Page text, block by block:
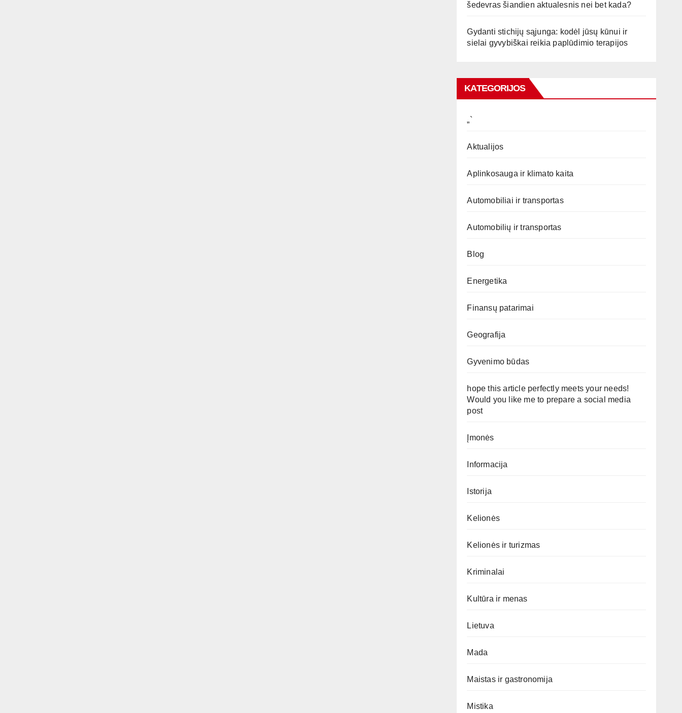
šedevras šiandien aktualesnis nei bet kada?
Gydanti stichijų sąjunga: kodėl jūsų kūnui ir
sielai gyvybiškai reikia paplūdimio terapijos
KATEGORIJOS
„`
Aktualijos
Aplinkosauga ir klimato kaita
Automobiliai ir transportas
Automobilių ir transportas
Blog
Energetika
Finansų patarimai
Geografija
Gyvenimo būdas
hope this article perfectly meets your needs!
Would you like me to prepare a social media
post
Įmonės
Informacija
Istorija
Kelionės
Kelionės ir turizmas
Kriminalai
Kultūra ir menas
Lietuva
Mada
Maistas ir gastronomija
Mistika